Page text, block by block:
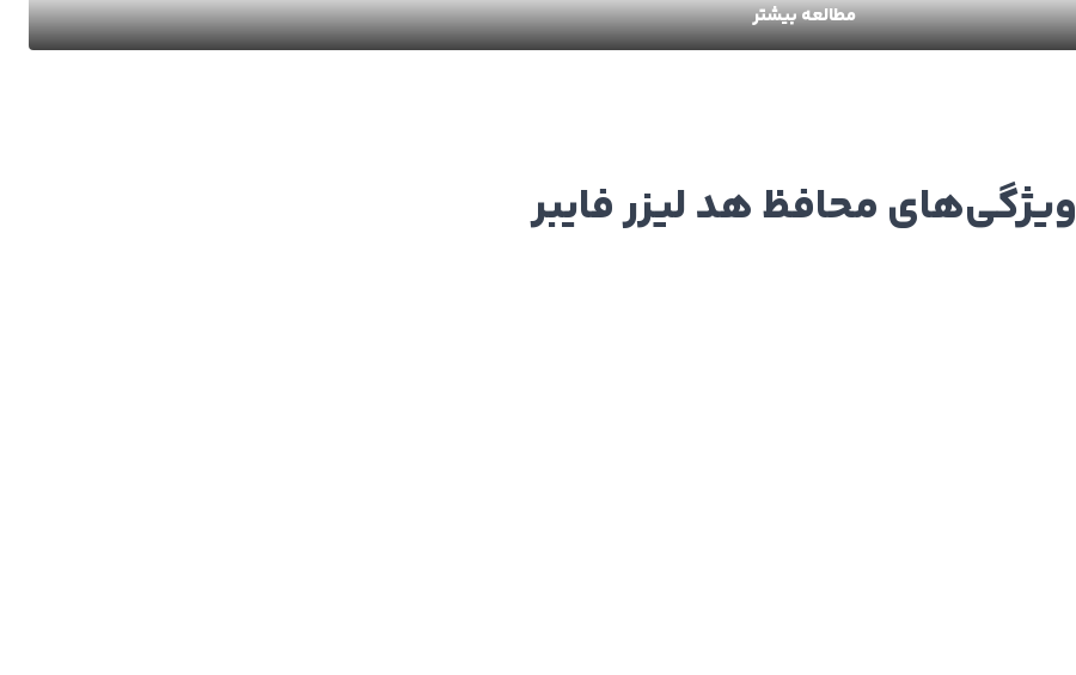
مطالعه بیشتر
ویژگی‌های محافظ هد لیزر فایبر